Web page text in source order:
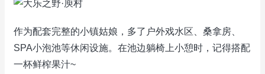
作为配套完整的小镇姑娘，多了户外戏水区、桑拿房、
SPA小泡池等休闲设施。在池边躺椅上小憩时，记得搭配
一杯鲜榨果汁~